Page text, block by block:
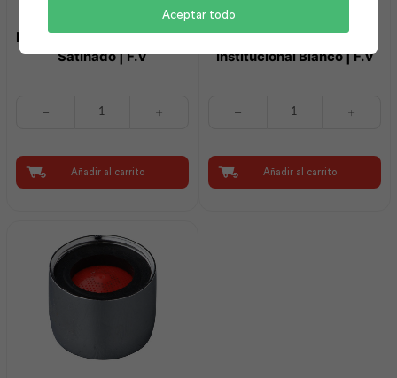
Barral de Apoyo 90 Grados
Satinado | F.V
90
Grados
Satinado
Añadir al carrito
Asiento Elongado
Institucional Blanco | F.V
Blanco
F.V
Añadir al carrito
Aceptar todo